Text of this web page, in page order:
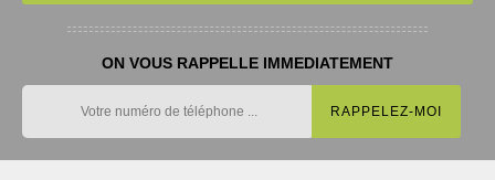
ON VOUS RAPPELLE IMMEDIATEMENT